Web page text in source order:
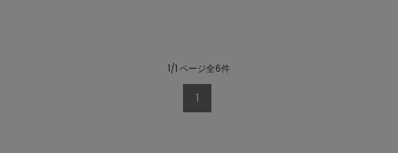
1/1 ページ全6件
1